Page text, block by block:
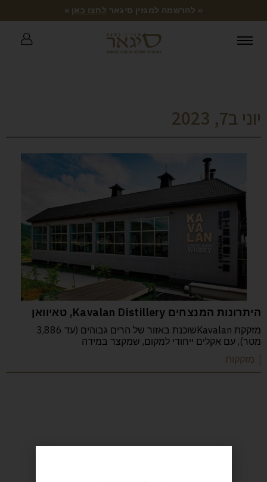
« להרשמה למגזין סיגאר לחצו כאן »
יוני ב7, 2023
היתרונות המנצחים Kavalan Distillery, טאיוואן
מזקקת Kavalanשוכנת באזור של הרים גבוהים (עד 3,886
מטר), עם אקלים ייחודי למקום, שמקצר במידה
| מזקקות